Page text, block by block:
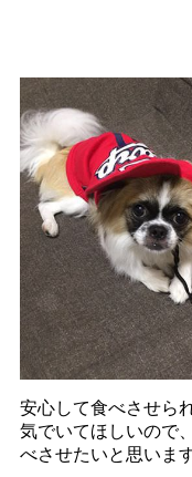
安心して食べさせら
気でいてほしいので
べさせたいと思います